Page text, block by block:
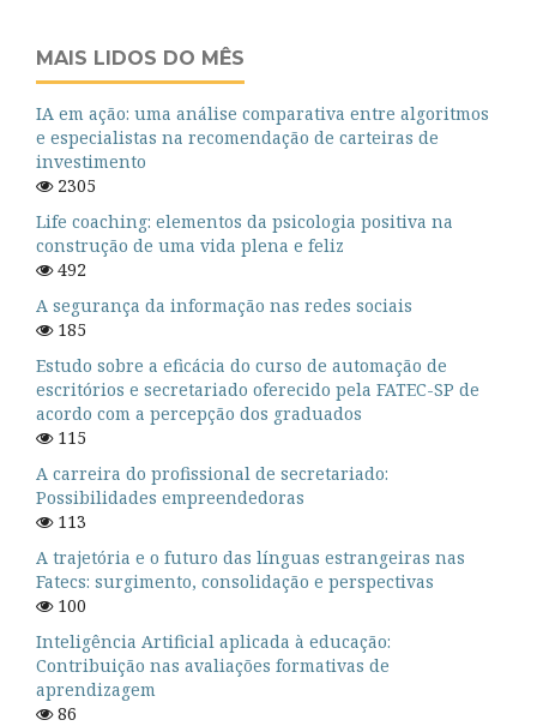
MAIS LIDOS DO MÊS
IA em ação: uma análise comparativa entre algoritmos
e especialistas na recomendação de carteiras de
investimento
2305
Life coaching: elementos da psicologia positiva na
construção de uma vida plena e feliz
492
A segurança da informação nas redes sociais
185
Estudo sobre a eficácia do curso de automação de
escritórios e secretariado oferecido pela FATEC-SP de
acordo com a percepção dos graduados
115
A carreira do profissional de secretariado:
Possibilidades empreendedoras
113
A trajetória e o futuro das línguas estrangeiras nas
Fatecs: surgimento, consolidação e perspectivas
100
Inteligência Artificial aplicada à educação:
Contribuição nas avaliações formativas de
aprendizagem
86